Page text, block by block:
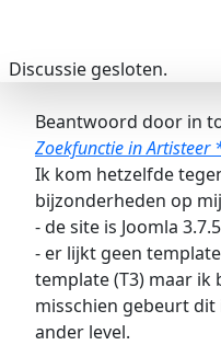
Discussie gesloten.
Beantwoord door in
Zoekfunctie in Artisteer
Ik kom hetzelfde
bijzonderheden op
- de site is Joomla 3.7.5
- er lijkt geen
template (T3) maar ik
misschien gebeurt
ander level.